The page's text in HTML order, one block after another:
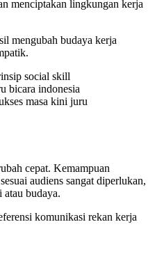
menciptakan lingkungan kerja
mengubah budaya kerja
masa kini juru
cepat. Kemampuan
audiens sangat diperlukan,
atau budaya.
komunikasi rekan kerja